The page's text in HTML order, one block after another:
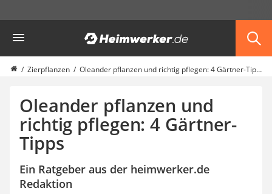
Garten
Akku-Laubsauger
Faltpavillon
Schlauchtrommel
Solar-Lichterkette außen
Teleskopleiter
Ameisengift
Pavillon
Sichtschutzstreifen
Akku-Laubbläser
Zierpflanzen Oleander pflanzen und richtig pflegen: 4 Gärtner-Tipps
Oleander pflanzen und
richtig pflegen: 4 Gärtner-
Tipps
Ein Ratgeber aus der heimwerker.de
Redaktion